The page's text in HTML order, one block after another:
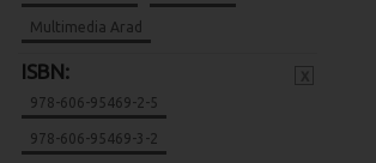
Multimedia Arad
ISBN:
978-606-95469-2-5
978-606-95469-3-2